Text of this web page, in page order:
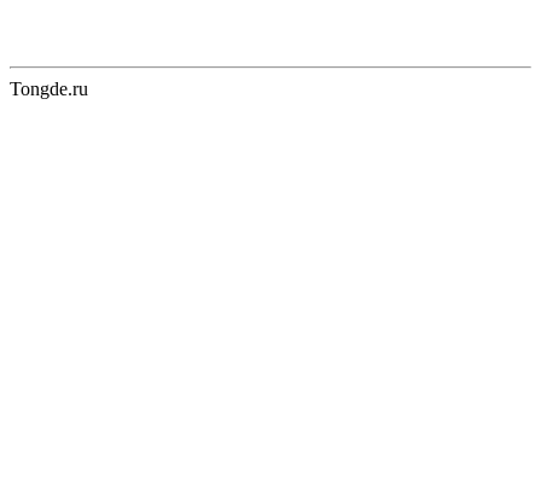
Tongde.ru